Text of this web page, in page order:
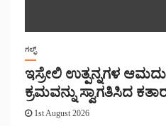
ಗಲ್ಫ್
ಇಸ್ರೇಲಿ ಉತ್ಪನ್ನಗಳ
ಕ್ರಮವನ್ನು ಸ್ವಾಗತಿಸಿದ
1st August 2026